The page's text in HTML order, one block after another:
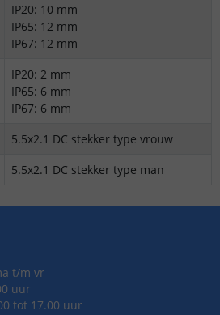
IP20: 10 mm
IP65: 12 mm
IP67: 12 mm
IP20: 2 mm
IP65: 6 mm
IP67: 6 mm
5.5x2.1 DC stekker type vrouw
5.5x2.1 DC stekker type man
t/m vr
uur
tot 17.00 uur